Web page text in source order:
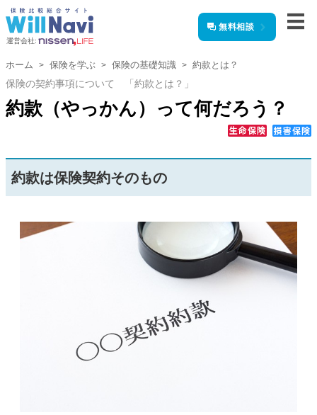
運営会社:
無料相談
ホーム 保険を学ぶ 保険の基礎知識 約款とは？
保険の契約事項について 「約款とは？」
約款（やっかん）って何だろう？
約款は保険契約そのもの